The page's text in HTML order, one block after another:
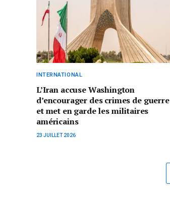
INTERNATIONAL
L’Iran accuse Washington
d’encourager des crimes de guerre
et met en garde les militaires
américains
23 JUILLET 2026